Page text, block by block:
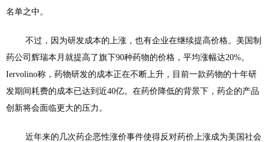
名单之中。
不过，因为研发成本的上涨，也有企业在继续提高价格。美国制
药公司辉瑞本月就提高了旗下90种药物的价格，平均涨幅达20%。
Iervolino称，药物研发的成本正在不断上升，目前一款药物的十年研
发期间耗费的成本已达到近40亿。在药价降低的背景下，药企的产品
创新将会面临更大的压力。
近年来的几次药企恶性涨价事件使得反对药价上涨成为美国社会